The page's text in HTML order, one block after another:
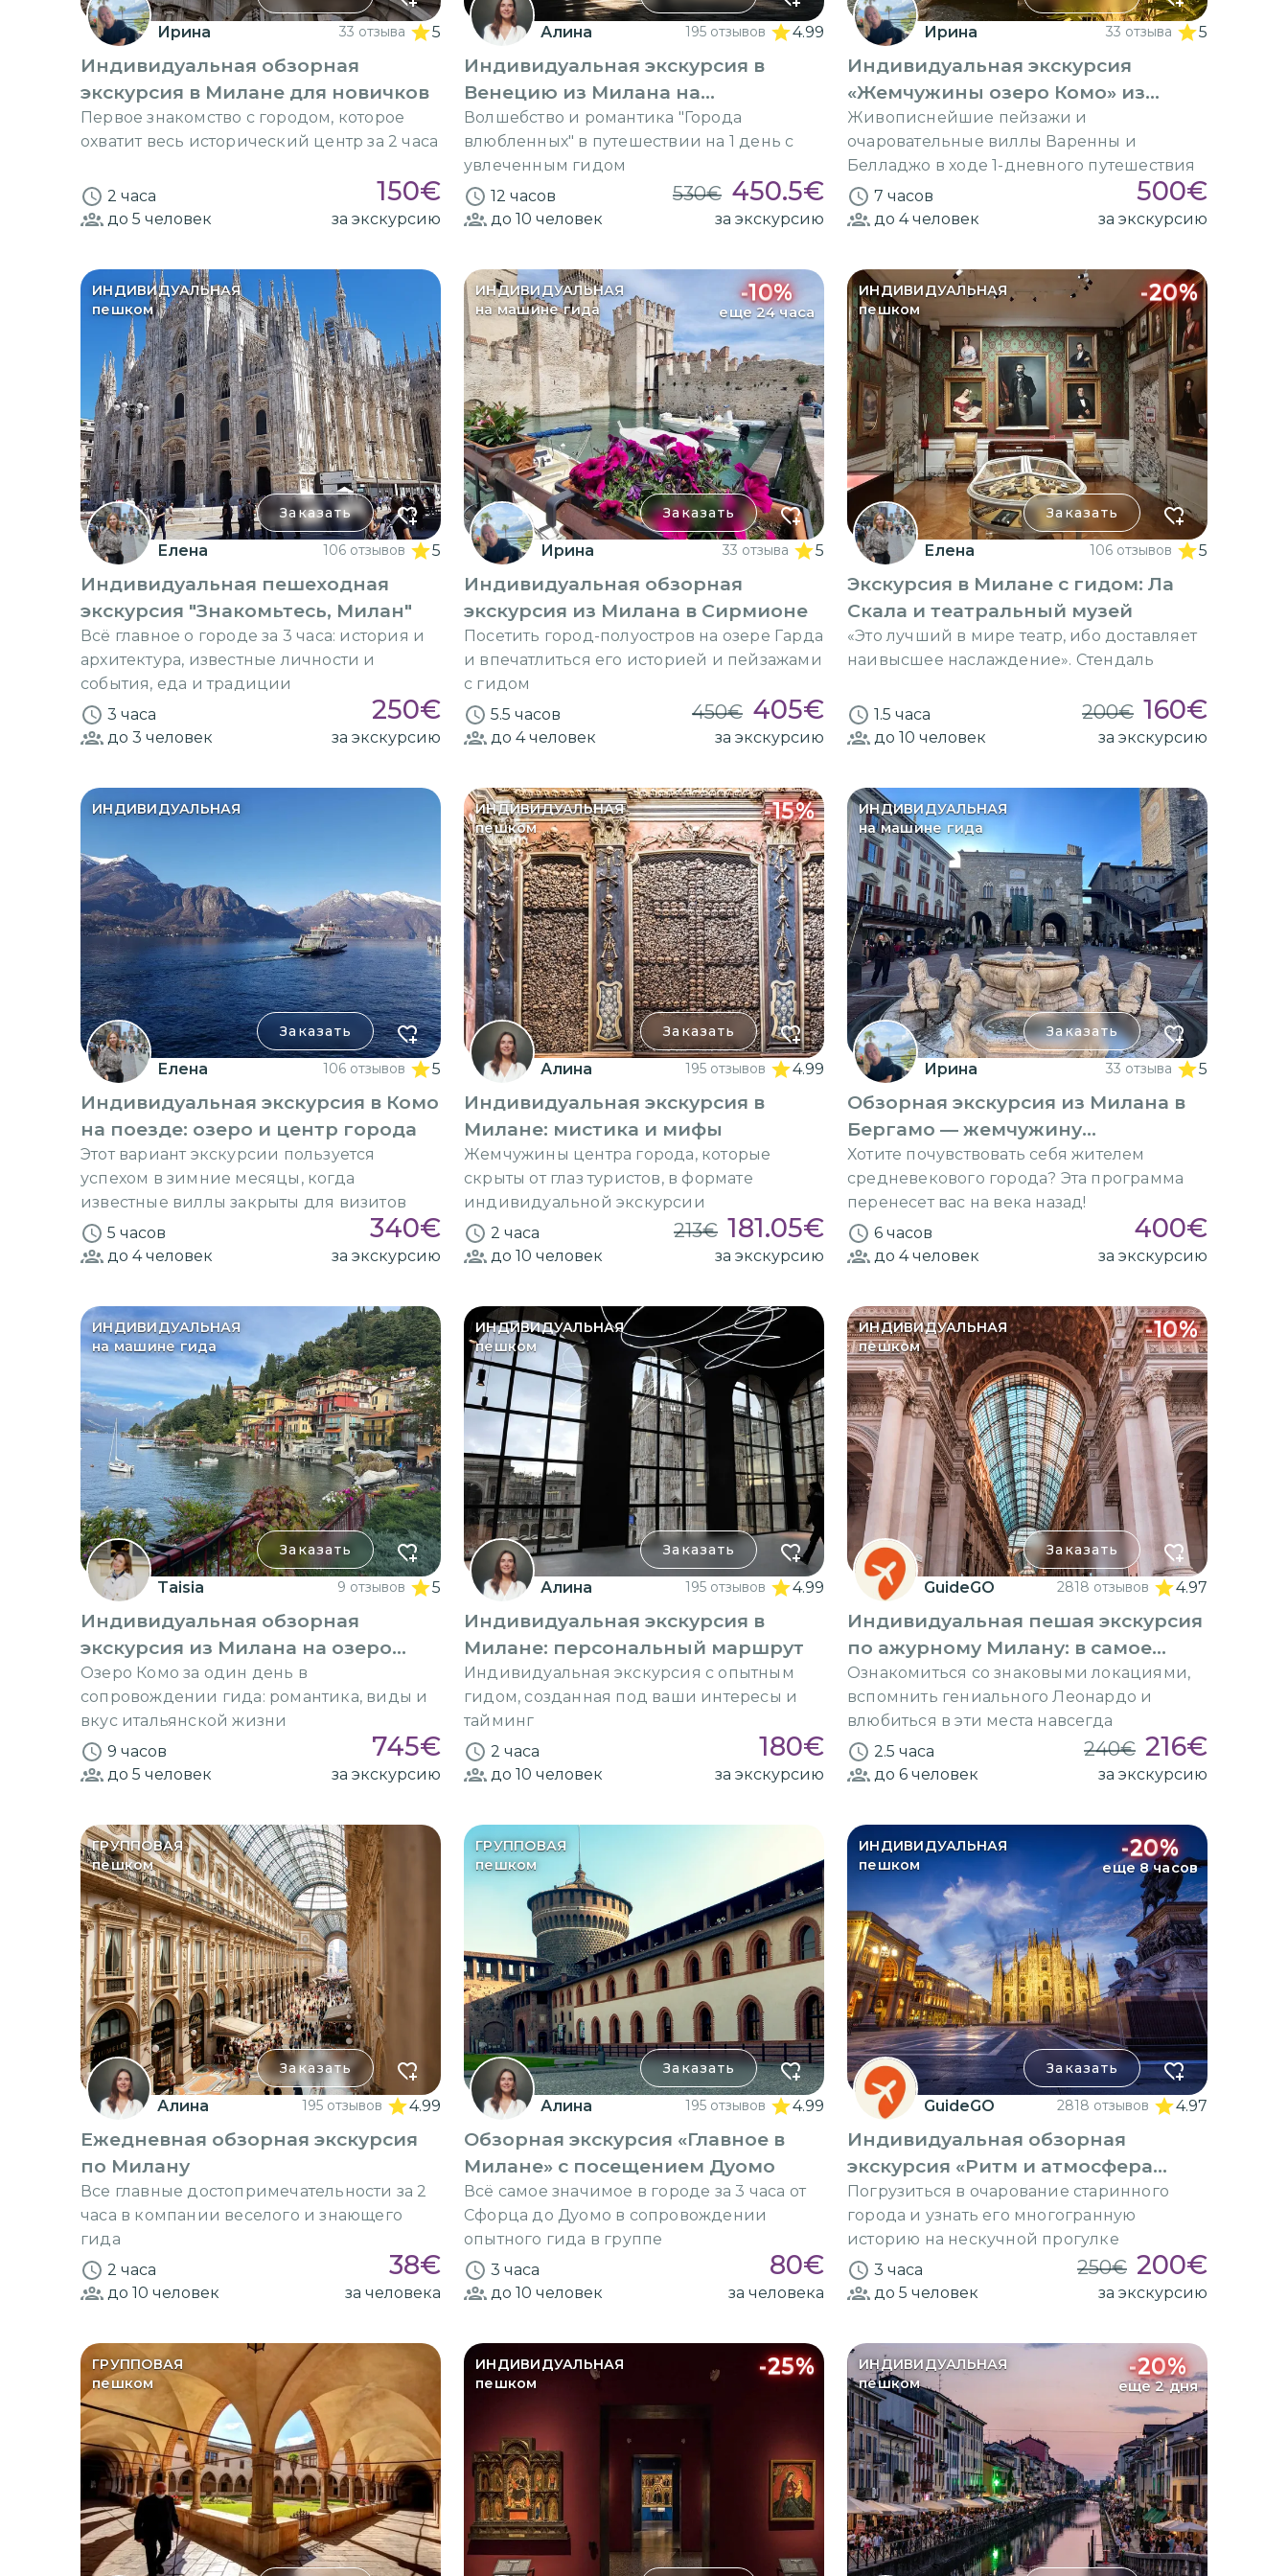
Ирина 33 отзыва 5
Индивидуальная обзорная
экскурсия в Милане для новичков
Первое знакомство с городом, которое
охватит весь исторический центр за 2 часа
2 часа 150€
до 5 человек за экскурсию
Алина 195 отзывов 4.99
Индивидуальная экскурсия в
Венецию из Милана на
скоростном поезде
Волшебство и романтика "Города
влюбленных" в путешествии на 1 день с
увлеченным гидом
12 часов
530€ 450.5€
до 10 человек за экскурсию
Ирина 33 отзыва 5
Индивидуальная экскурсия
«Жемчужины озеро Комо» из
Милана на авто
Живописнейшие пейзажи и
очаровательные виллы Варенны и
Белладжо в ходе 1-дневного путешествия
7 часов
500€
до 4человек за экскурсию
ИНДИВИДУАЛЬНАЯ
пешком
Заказать
Елена 106 отзывов 5
Индивидуальная пешеходная
экскурсия "Знакомьтесь, Милан"
Всё главное о городе за 3 часа: история и
архитектура, известные личности и
события, еда и традиции
3 часа
250€
до 3 человек за экскурсию
ИНДИВИДУАЛЬНАЯ
на машине гида
-10%
еще 24 часа
Заказать
Ирина 33 отзыва 5
Индивидуальная обзорная
экскурсия из Милана в Сирмионе
Посетить город-полуостров на озере Гарда
и впечатлиться его историей и пейзажами
с гидом
5.5 часов
450€ 405€
до 4человек за экскурсию
ИНДИВИДУАЛЬНАЯ
пешком
-20%
Заказать
Елена 106 отзывов 5
Экскурсия в Милане с гидом: Ла
Скала и театральный музей
«Это лучший в мире театр, ибо доставляет
наивысшее наслаждение». Стендаль
1.5 часа 200€ 160€
до 10 человек за экскурсию
ИНДИВИДУАЛЬНАЯ
Заказать
Елена 106 отзывов 5
Индивидуальная экскурсия в Комо
на поезде: озеро и центр города
Этот вариант экскурсии пользуется
успехом в зимние месяцы, когда
известные виллы закрыты для визитов
5 часов
340€
до 4человек за экскурсию
ИНДИВИДУАЛЬНАЯ
пешком
-15%
Заказать
Алина 195 отзывов 4.99
Индивидуальная экскурсия в
Милане: мистика и мифы
Жемчужины центра города, которые
скрыты от глаз туристов, в формате
индивидуальной экскурсии
2 часа
213€ 181.05€
до 10 человек за экскурсию
ИНДИВИДУАЛЬНАЯ
на машине гида
Заказать
Ирина 33 отзыва 5
Обзорная экскурсия из Милана в
Бергамо — жемчужину
Средневековья
Хотите почувствовать себя жителем
средневекового города? Эта программа
перенесет вас на века назад!
6 часов
400€
до 4человек за экскурсию
ИНДИВИДУАЛЬНАЯ
на машине гида
Заказать
Taisia 9 отзывов 5
Индивидуальная обзорная
экскурсия из Милана на озеро
Комо
Озеро Комо за один день в
сопровождении гида: романтика, виды и
вкус итальянской жизни
9 часов
745€
до 5 человек за экскурсию
ИНДИВИДУАЛЬНАЯ
пешком
Заказать
Алина 195 отзывов 4.99
Индивидуальная экскурсия в
Милане: персональный маршрут
Индивидуальная экскурсия с опытным
гидом, созданная под ваши интересы и
тайминг
2 часа
180€
до 10 человек за экскурсию
ИНДИВИДУАЛЬНАЯ
пешком
-10%
Заказать
GuideGO 2818 отзывов 4.97
Индивидуальная пешая экскурсия
по ажурному Милану: в самое
сердце
Ознакомиться со знаковыми локациями,
вспомнить гениального Леонардо и
влюбиться в эти места навсегда
2.5 часа
240€ 216€
до 6 человек за экскурсию
ГРУППОВАЯ
пешком
Заказать
Алина 195 отзывов 4.99
Ежедневная обзорная экскурсия
по Милану
Все главные достопримечательности за 2
часа в компании веселого и знающего
гида
2 часа
38€
до 10 человек за человека
ГРУППОВАЯ
пешком
Заказать
Алина 195 отзывов 4.99
Обзорная экскурсия «Главное в
Милане» с посещением Дуомо
Всё самое значимое в городе за 3 часа от
Сфорца до Дуомо в сопровождении
опытного гида в группе
3 часа
80€
до 10 человек за человека
ИНДИВИДУАЛЬНАЯ
пешком
-20%
еще 8 часов
Заказать
GuideGO 2818 отзывов 4.97
Индивидуальная обзорная
экскурсия «Ритм и атмосфера
Милана»
Погрузиться в очарование старинного
города и узнать его многогранную
историю на нескучной прогулке
3 часа
250€ 200€
до 5 человек за экскурсию
ГРУППОВАЯ
пешком
ИНДИВИДУАЛЬНАЯ
пешком
-25%
ИНДИВИДУАЛЬНАЯ
пешком
-20%
еще 2 дня